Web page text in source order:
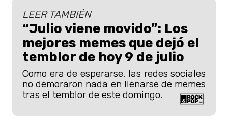
LEER TAMBIÉN
“Julio viene movido”: Los
mejores memes que dejó el
temblor de hoy 9 de julio
Como era de esperarse, las redes sociales
no demoraron nada en llenarse de memes
tras el temblor de este domingo.